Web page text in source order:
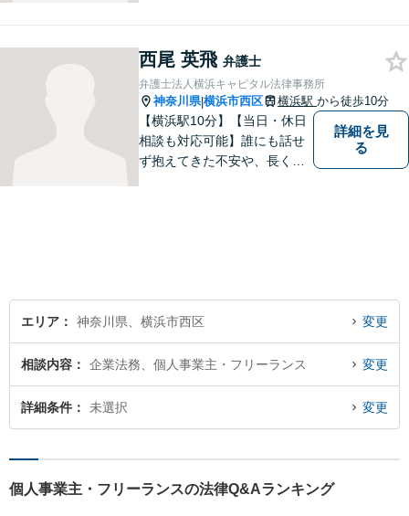
ております。まずは一度ご連
絡ください。【横浜駅3分】
西尾 英飛 弁護士
弁護士法人横浜キャピタル法律事務所
神奈川県|横浜市西区 横浜駅 から徒歩10分
【横浜駅10分】【当日・休日
相談も対応可能】誰にも話せ
ず抱えてきた不安や、長く心
力】
詳細を見
る
エリア 神奈川県、横浜市西区 変更
相談内容 企業法務、個人事業主・フリーランス 変更
詳細条件 未選択 変更
個人事業主・フリーランスの法律Q&Aランキング